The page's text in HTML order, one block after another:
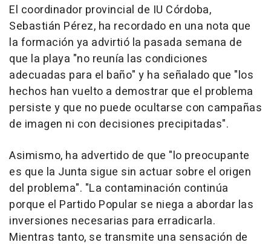
El coordinador provincial de IU Córdoba,
Sebastián Pérez, ha recordado en una nota que
la formación ya advirtió la pasada semana de
que la playa "no reunía las condiciones
adecuadas para el baño" y ha señalado que "los
hechos han vuelto a demostrar que el problema
persiste y que no puede ocultarse con campañas
de imagen ni con decisiones precipitadas".
Asimismo, ha advertido de que "lo preocupante
es que la Junta sigue sin actuar sobre el origen
del problema". "La contaminación continúa
porque el Partido Popular se niega a abordar las
inversiones necesarias para erradicarla.
Mientras tanto, se transmite una sensación de